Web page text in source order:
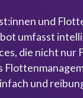
und
umfasst
die nicht nur
und